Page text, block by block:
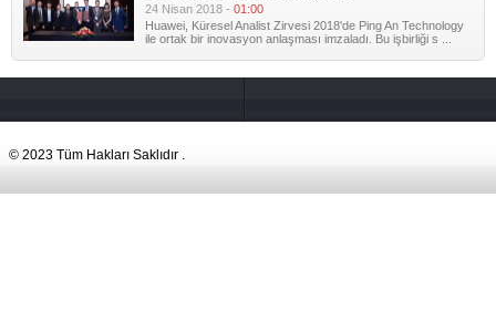
24 Nisan 2018 - 01:00
Huawei, Küresel Analist Zirvesi 2018'de Ping An Technology
ile ortak bir inovasyon anlaşması imzaladı. Bu işbirliği s ...
© 2023 Tüm Hakları Saklıdır .